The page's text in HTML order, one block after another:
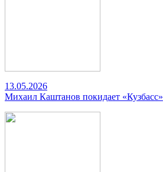
13.05.2026
Михаил Каштанов покидает «Кузбасс»